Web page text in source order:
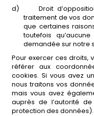
d)
Droit
traitement de vos
que certaines
toutefois
demandée sur notre
Pour exercer ces droits,
référer aux
cookies. Si vous avez
nous traitons vos
mais vous avez
auprès de l’autorité
protection des données).